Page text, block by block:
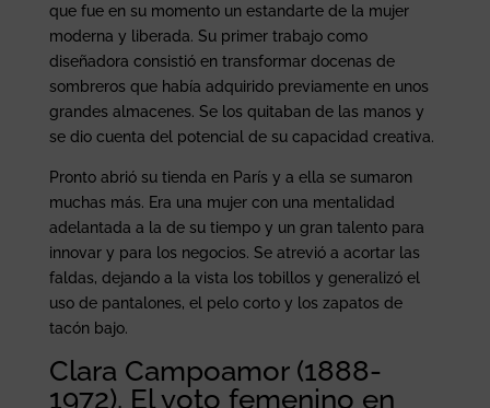
que fue en su momento un estandarte de la mujer
moderna y liberada. Su primer trabajo como
diseñadora consistió en transformar docenas de
sombreros que había adquirido previamente en unos
grandes almacenes. Se los quitaban de las manos y
se dio cuenta del potencial de su capacidad creativa.
Pronto abrió su tienda en París y a ella se sumaron
muchas más. Era una mujer con una mentalidad
adelantada a la de su tiempo y un gran talento para
innovar y para los negocios. Se atrevió a acortar las
faldas, dejando a la vista los tobillos y generalizó el
uso de pantalones, el pelo corto y los zapatos de
tacón bajo.
Clara Campoamor (1888-
1972). El voto femenino en